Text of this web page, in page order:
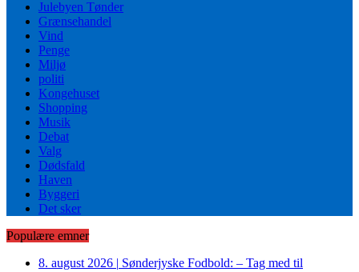
Julebyen Tønder
Grænsehandel
Vind
Penge
Miljø
politi
Kongehuset
Shopping
Musik
Debat
Valg
Dødsfald
Haven
Byggeri
Det sker
Populære emner
8. august 2026 | Sønderjyske Fodbold: – Tag med til